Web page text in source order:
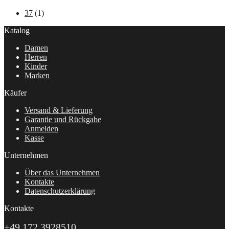
37 (1)
Katalog
Damen
Herren
Kinder
Marken
Käufer
Versand & Lieferung
Garantie und Rückgabe
Anmelden
Kasse
Unternehmen
Über das Unternehmen
Kontakte
Datenschutzerklärung
Kontakte